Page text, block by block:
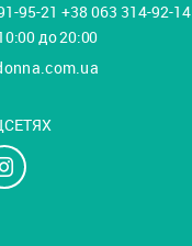
95-21 +38 063 314-92-14
до 20:00